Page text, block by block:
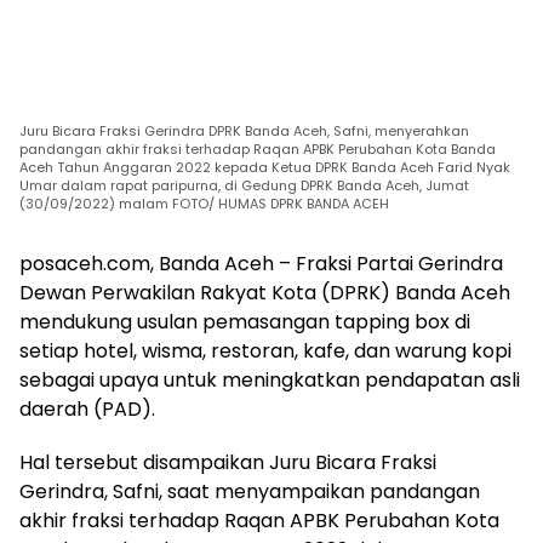
Juru Bicara Fraksi Gerindra DPRK Banda Aceh, Safni, menyerahkan
pandangan akhir fraksi terhadap Raqan APBK Perubahan Kota Banda
Aceh Tahun Anggaran 2022 kepada Ketua DPRK Banda Aceh Farid Nyak
Umar dalam rapat paripurna, di Gedung DPRK Banda Aceh, Jumat
(30/09/2022) malam FOTO/ HUMAS DPRK BANDA ACEH
posaceh.com, Banda Aceh – Fraksi Partai Gerindra
Dewan Perwakilan Rakyat Kota (DPRK) Banda Aceh
mendukung usulan pemasangan tapping box di
setiap hotel, wisma, restoran, kafe, dan warung kopi
sebagai upaya untuk meningkatkan pendapatan asli
daerah (PAD).
Hal tersebut disampaikan Juru Bicara Fraksi
Gerindra, Safni, saat menyampaikan pandangan
akhir fraksi terhadap Raqan APBK Perubahan Kota